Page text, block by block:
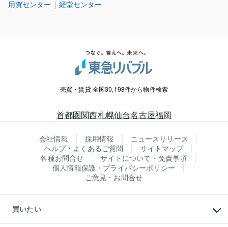
用賀センター 経堂センター
売買・賃貸 全国30,198件から物件検索
首都圏関西札幌仙台名古屋福岡
会社情報 採用情報
ニュースリリース
ヘルプ・よくあるご質問
サイトマップ
各種お問合せ
サイトについて・免責事項
個人情報保護・プライバシーポリシー
ご意見・お問合せ
買いたい